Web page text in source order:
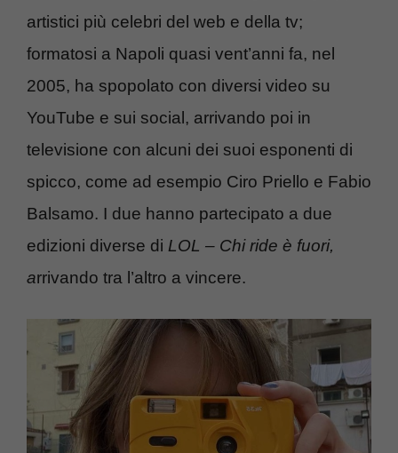
artistici più celebri del web e della tv;
formatosi a Napoli quasi vent’anni fa, nel
2005, ha spopolato con diversi video su
YouTube e sui social, arrivando poi in
televisione con alcuni dei suoi esponenti di
spicco, come ad esempio Ciro Priello e Fabio
Balsamo. I due hanno partecipato a due
edizioni diverse di LOL – Chi ride è fuori,
arrivando tra l’altro a vincere.